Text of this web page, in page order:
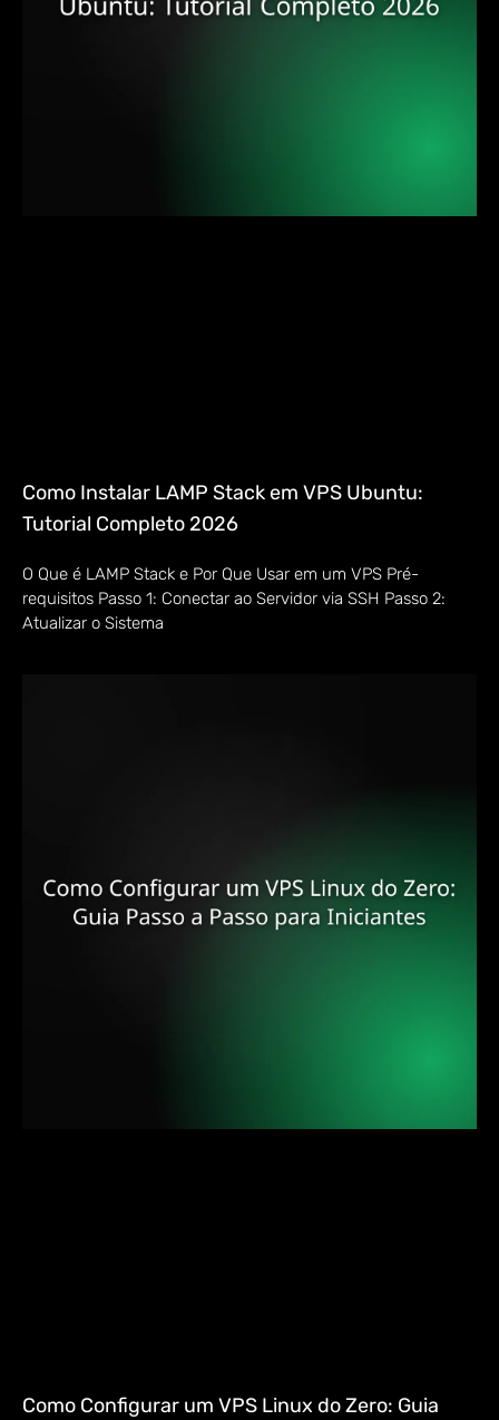
Como Instalar LAMP Stack em VPS Ubuntu:
Tutorial Completo 2026
O Que é LAMP Stack e Por Que Usar em um VPS Pré-
requisitos Passo 1: Conectar ao Servidor via SSH Passo 2:
Atualizar o Sistema
Como Configurar um VPS Linux do Zero: Guia